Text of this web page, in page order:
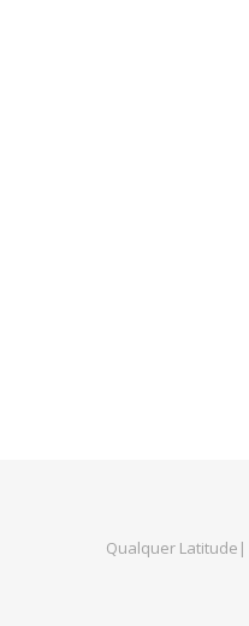
Qualquer Latitude|